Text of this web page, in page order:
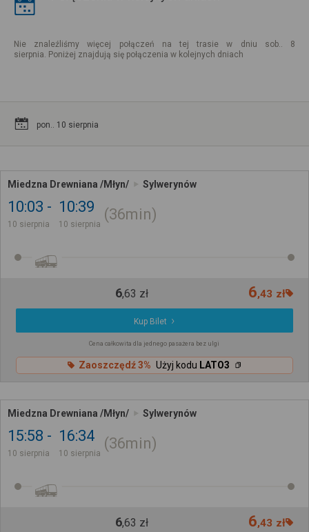
Nie znaleźliśmy więcej połączeń na tej trasie w dniu sob.. 8
sierpnia. Poniżej znajdują się połączenia w kolejnych dniach
pon.. 10 sierpnia
Miedzna Drewniana /Młyn/ Sylwerynów
10:03
10 sierpnia
10:39
10 sierpnia
36min
6,63 zł 6,43 zł
Kup Bilet
Cena całkowita dla jednego pasażera bez ulgi
Zaoszczędź 3% Użyj kodu LATO3
Miedzna Drewniana /Młyn/ Sylwerynów
15:58
10 sierpnia
16:34
10 sierpnia
36min
6,63 zł 6,43 zł